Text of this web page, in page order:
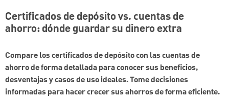
Certificados de depósito vs. cuentas de
ahorro: dónde guardar su dinero extra
Compare los certificados de depósito con las cuentas de
ahorro de forma detallada para conocer sus beneficios,
desventajas y casos de uso ideales. Tome decisiones
informadas para hacer crecer sus ahorros de forma eficiente.